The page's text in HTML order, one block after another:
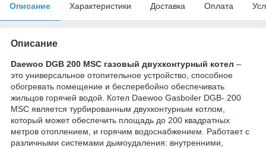
Описание Характеристики Доставка Оплата
Описание
Daewoo DGB 200 MSC газовый двухконтурный котел –
это универсальное отопительное устройство, способное
обогревать помещение и бесперебойно обеспечивать
жильцов горячей водой. Котел Daewoo Gasboiler DGB- 200
MSC является турбированным двухконтурным котлом,
который может обеспечить площадь до 200 квадратных
метров отоплением, и горячим водоснабжением. Работает с
различными системами дымоудаления: внутренними,